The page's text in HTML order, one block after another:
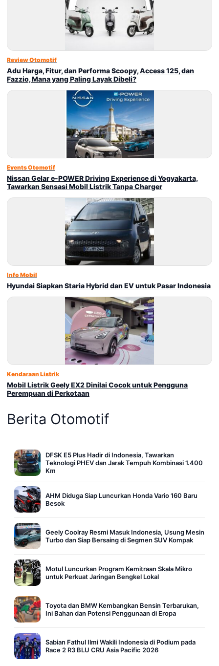
Review Otomotif
Adu Harga, Fitur, dan Performa Scoopy, Access 125, dan
Fazzio, Mana yang Paling Layak Dibeli?
Events Otomotif
Nissan Gelar e-POWER Driving Experience di Yogyakarta,
Tawarkan Sensasi Mobil Listrik Tanpa Charger
Info Mobil
Hyundai Siapkan Staria Hybrid dan EV untuk Pasar Indonesia
Kendaraan Listrik
Mobil Listrik Geely EX2 Dinilai Cocok untuk Pengguna
Perempuan di Perkotaan
Berita Otomotif
DFSK E5 Plus Hadir di Indonesia, Tawarkan
Teknologi PHEV dan Jarak Tempuh Kombinasi 1.400
Km
AHM Diduga Siap Luncurkan Honda Vario 160 Baru
Besok
Geely Coolray Resmi Masuk Indonesia, Usung Mesin
Turbo dan Siap Bersaing di Segmen SUV Kompak
Motul Luncurkan Program Kemitraan Skala Mikro
untuk Perkuat Jaringan Bengkel Lokal
Toyota dan BMW Kembangkan Bensin Terbarukan,
Ini Bahan dan Potensi Penggunaan di Eropa
Sabian Fathul Ilmi Wakili Indonesia di Podium pada
Race 2 R3 BLU CRU Asia Pacific 2026